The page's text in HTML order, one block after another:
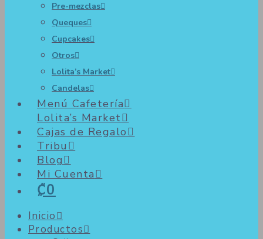
Pre-mezclas
Queques
Cupcakes
Otros
Lolita’s Market
Candelas
Menú Cafetería
Lolita’s Market
Cajas de Regalo
Tribu
Blog
Mi Cuenta
₡0
Inicio
Productos